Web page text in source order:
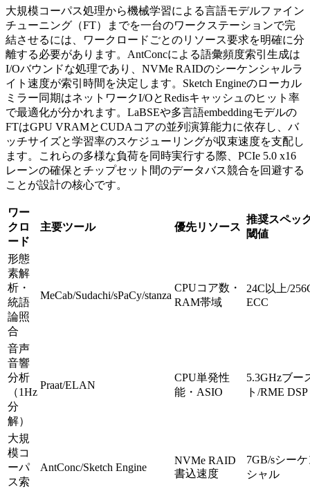
大規模コーパス処理から機械学習による言語モデルファイン
チューニング（FT）までを一台のワークステーションで完
結させるには、ワークロードごとのリソース要求を明確に分
離する必要があります。AntConcによる語彙頻度索引生成は
I/Oバウンドな処理であり、NVMe RAIDのシーケンシャルラ
イト速度が索引時間を決定します。Sketch Engineのローカル
ミラー同期はネットワークI/OとRedisキャッシュのヒット率
で最適化が分かれます。LaBSEや多言語embeddingモデルの
FTはGPU VRAMとCUDAコアの並列演算能力に依存し、バ
ッチサイズと学習率のスケジューリングが収束速度を支配し
ます。これらの多様な負荷を同時実行する際、PCIe 5.0 x16
レーンの確保とチップセット間のデータバス競合を回避する
ことが設計の核心です。
ワー
クロ
ード
主要ツール 優先リソース
推奨スペッ
閾値
形態
素解
析・
統語
論照
合
MeCab/Sudachi/sPaCy/stanza
CPUコア数・
RAM帯域
24C以上/
ECC
音声
音響
分析
（1Hz
分
解）
Praat/ELAN
CPU単発性
能・ASIO
5.3GHzブー
ト/RME DSP
大規
模コ
ーパ
ス索
AntConc/Sketch Engine
NVMe RAID
書込速度
7GB/sシー
シャル